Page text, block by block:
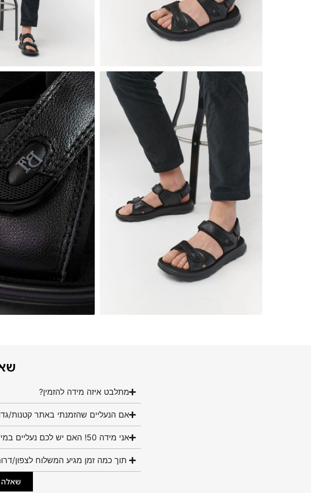
מתלבט איזה מידה להזמין?
אם הנעליים שהזמנתי באתר קטנות/
אני מידה 50! האם יש לכם נעליים במידה שלי?
תוך כמה זמן מגיע המשלוח לצפון/
שאלה